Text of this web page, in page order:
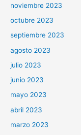
noviembre 2023
octubre 2023
septiembre 2023
agosto 2023
julio 2023
junio 2023
mayo 2023
abril 2023
marzo 2023